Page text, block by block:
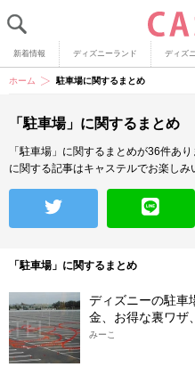
新着情報 ディズニーランド ディズ
ホーム 駐車場に関するまとめ
「駐車場」に関するまとめ
「駐車場」に関するまとめが36件あり
に関する記事はキャステルでお楽しみ
「駐車場」に関するまとめ
ディズニーの駐車
金、お得な裏ワザ
みーこ